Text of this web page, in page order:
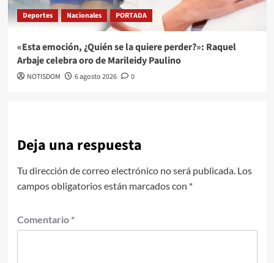
Deportes Nacionales PORTADA
«Esta emoción, ¿Quién se la quiere perder?»: Raquel
Arbaje celebra oro de Marileidy Paulino
NOTISDOM 6 agosto 2026 0
Deja una respuesta
Tu dirección de correo electrónico no será publicada. Los
campos obligatorios están marcados con *
Comentario *